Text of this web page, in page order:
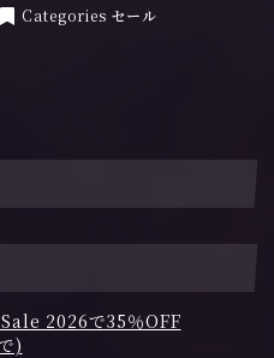
Categories セール
2026で35％OFF
)